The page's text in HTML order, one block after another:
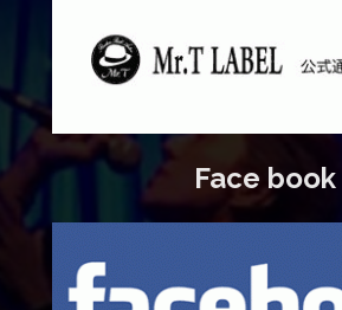
Face book